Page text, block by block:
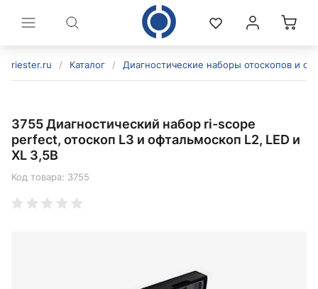
riester.ru / Каталог / Диагностические наборы отоскопов и
3755 Диагностический набор ri-scope
perfect, отоскоп L3 и офтальмоскоп L2, LED и
XL 3,5В
Код товара: 3755